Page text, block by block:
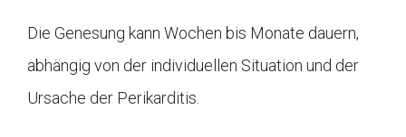
Die Genesung kann Wochen bis Monate dauern,
abhängig von der individuellen Situation und der
Ursache der Perikarditis.